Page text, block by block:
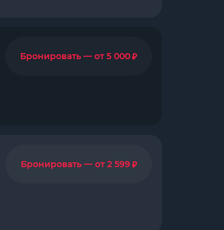
Бронировать — от 5 000₽
Бронировать — от 2 599₽